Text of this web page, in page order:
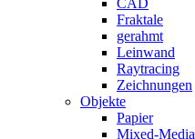
Fraktale
gerahmt
Leinwand
Raytracing
Zeichnungen
Objekte
Papier
Mixed-Media